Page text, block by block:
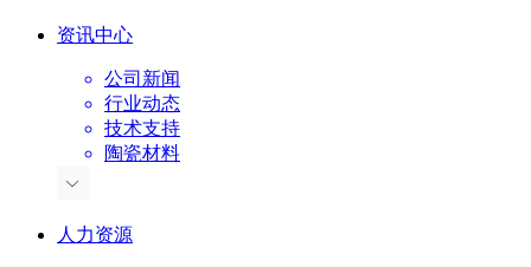
资讯中心
公司新闻
行业动态
技术支持
陶瓷材料
人力资源